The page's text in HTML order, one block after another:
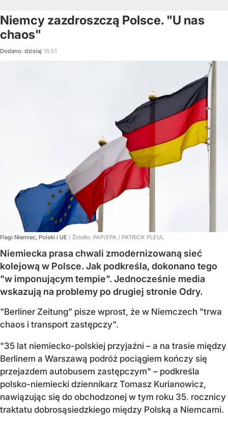
Niemcy zazdroszczą Polsce. "U nas
chaos"
Dodano: dzisiaj 16:51
Flagi Niemiec, Polski i UE / Źródło: PAP/EPA / PATRICK PLEUL
Niemiecka prasa chwali zmodernizowaną sieć
kolejową w Polsce. Jak podkreśla, dokonano tego
"w imponującym tempie". Jednocześnie media
wskazują na problemy po drugiej stronie Odry.
"Berliner Zeitung” pisze wprost, że w Niemczech "trwa
chaos i transport zastępczy".
"35 lat niemiecko-polskiej przyjaźni – a na trasie między
Berlinem a Warszawą podróż pociągiem kończy się
przejazdem autobusem zastępczym" – podkreśla
polsko-niemiecki dziennikarz Tomasz Kurianowicz,
nawiązując się do obchodzonej w tym roku 35. rocznicy
traktatu dobrosąsiedzkiego między Polską a Niemcami.